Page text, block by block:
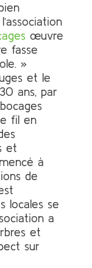
œuvre
fasse
»
et le
ans, par
fil en
et
à
de
locales se
a
et
sur